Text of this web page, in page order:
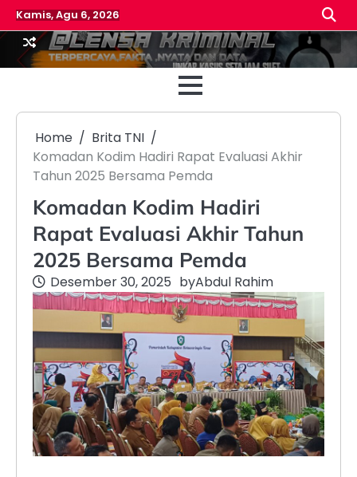
Skip
to
content
Kamis, Agu 6, 2026
Beranda
Home
Brita TNI
Komadan Kodim Hadiri Rapat Evaluasi Akhir
Tahun 2025 Bersama Pemda
Komadan Kodim Hadiri
Rapat Evaluasi Akhir Tahun
2025 Bersama Pemda
Desember 30, 2025 byAbdul Rahim